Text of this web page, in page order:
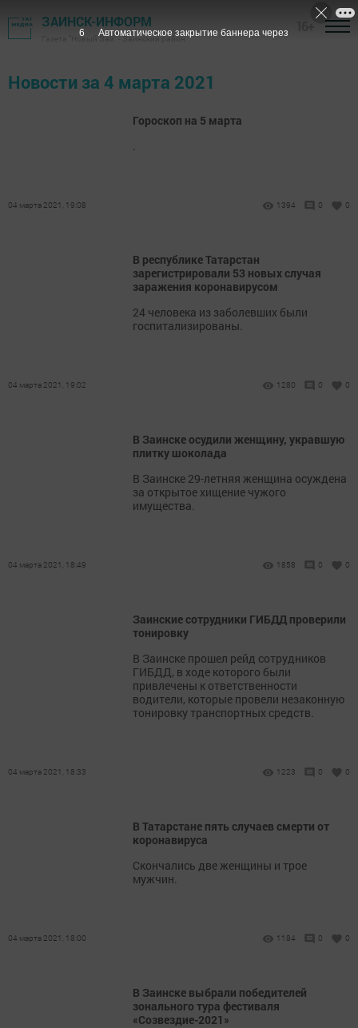
ЗАИНСК-ИНФОРМ
Газета "Новый Зай" - Заинский район
Новости за 4 марта 2021
Гороскоп на 5 марта
.
04 марта 2021, 19:08 1394 0 0
В республике Татарстан
зарегистрировали 53 новых случая
заражения коронавирусом
24 человека из заболевших были
госпитализированы.
04 марта 2021, 19:02 1280 0 0
В Заинске осудили женщину, укравшую
плитку шоколада
В Заинске 29-летняя женщина осуждена
за открытое хищение чужого
имущества.
04 марта 2021, 18:49 1858 0 0
Заинские сотрудники ГИБДД проверили
тонировку
В Заинске прошел рейд сотрудников
ГИБДД, в ходе которого были
привлечены к ответственности
водители, которые провели незаконную
тонировку транспортных средств.
04 марта 2021, 18:33 1223 0 0
В Татарстане пять случаев смерти от
коронавируса
Скончались две женщины и трое
мужчин.
04 марта 2021, 18:00 1184 0 0
В Заинске выбрали победителей
зонального тура фестиваля
«Созвездие-2021»
5 Автоматическое закрытие баннера через